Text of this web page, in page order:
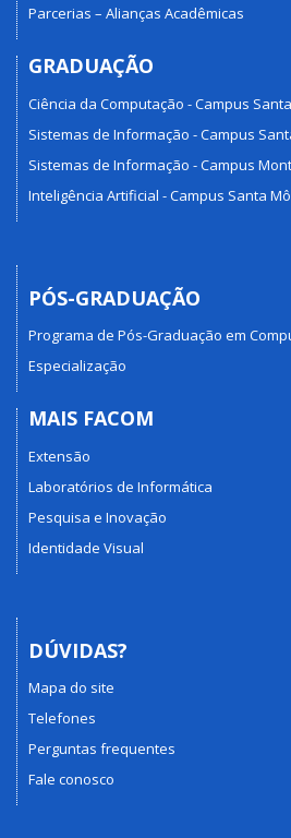
Parcerias – Alianças Acadêmicas
GRADUAÇÃO
Ciência da Computação - Campus
Sistemas de Informação - Campus
Sistemas de Informação - Campus
Inteligência Artificial - Campus Santa
PÓS-GRADUAÇÃO
Programa de Pós-Graduação em
Especialização
MAIS FACOM
Extensão
Laboratórios de Informática
Pesquisa e Inovação
Identidade Visual
DÚVIDAS?
Mapa do site
Telefones
Perguntas frequentes
Fale conosco